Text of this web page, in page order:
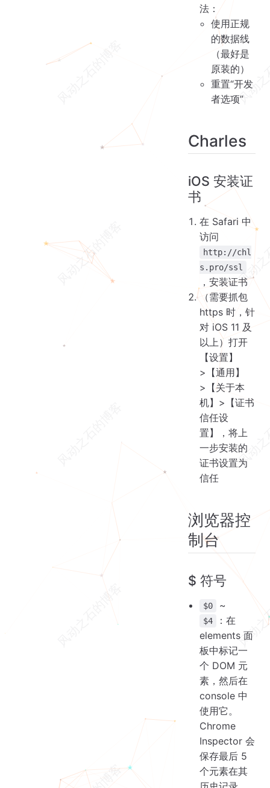
法：
使用正规
的数据线
（最好是
原装的）
重置“开发
者选项”
Charles
iOS 安装证
书
在 Safari 中
访问
http://chl
s.pro/ssl
，安装证书
（需要抓包
https 时，针
对 iOS 11 及
以上）打开
【设置】
>【通用】
>【关于本
机】>【证书
信任设
置】，将上
一步安装的
证书设置为
信任
浏览器控
制台
$ 符号
$0 ~
$4
：在
elements 面
板中标记一
个 DOM 元
素，然后在
console 中
使用它。
Chrome
Inspector 会
保存最后 5
个元素在其